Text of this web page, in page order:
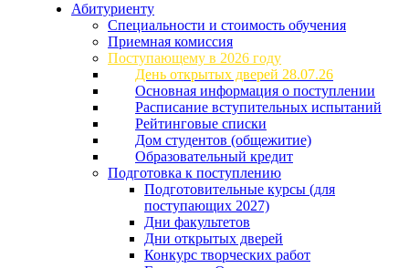
Абитуриенту
Специальности и стоимость обучения
Приемная комиссия
Поступающему в 2026 году
День открытых дверей 28.07.26
Основная информация о поступлении
Расписание вступительных испытаний
Рейтинговые списки
Дом студентов (общежитие)
Образовательный кредит
Подготовка к поступлению
Подготовительные курсы (для
поступающих 2027)
Дни факультетов
Дни открытых дверей
Конкурс творческих работ